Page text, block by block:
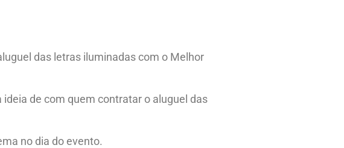
das letras iluminadas com o Melhor
de com quem contratar o aluguel das
no dia do evento.